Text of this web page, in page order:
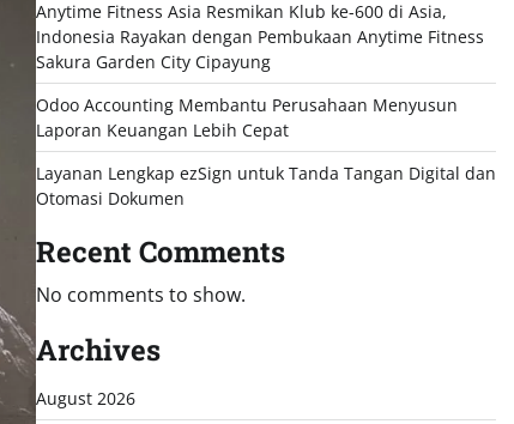
Anytime Fitness Asia Resmikan Klub ke-600 di Asia,
Indonesia Rayakan dengan Pembukaan Anytime Fitness
Sakura Garden City Cipayung
Odoo Accounting Membantu Perusahaan Menyusun
Laporan Keuangan Lebih Cepat
Layanan Lengkap ezSign untuk Tanda Tangan Digital dan
Otomasi Dokumen
Recent Comments
No comments to show.
Archives
August 2026